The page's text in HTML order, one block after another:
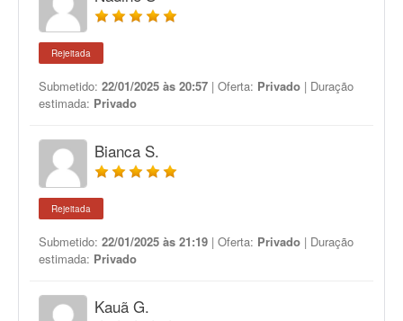
Rejeitada
Submetido: 22/01/2025 às 20:57 | Oferta: Privado | Duração
estimada: Privado
Bianca S.
Rejeitada
Submetido: 22/01/2025 às 21:19 | Oferta: Privado | Duração
estimada: Privado
Kauã G.